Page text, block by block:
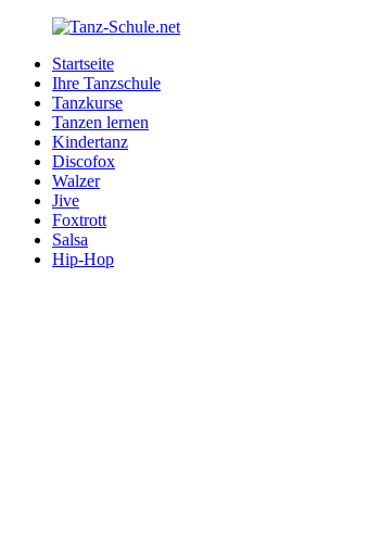
Zurück
Inhalt
Tanz-
Schule.net
Ihre
Tanzschule
Internet
Startseite
Ihre Tanzschule
Tanzkurse
Tanzen lernen
Kindertanz
Discofox
Walzer
Jive
Foxtrott
Salsa
Hip-Hop